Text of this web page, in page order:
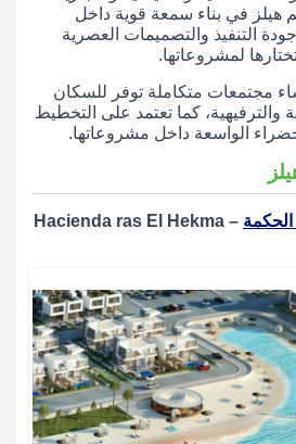
هيلز في بناء سمعة قوية داخل
التنفيذ والتصميمات العصرية
لمشروعاتها.
مجتمعات متكاملة توفر للسكان
والترفيهية، كما تعتمد على التخطيط
الواسعة داخل مشروعاتها.
– Hacienda ras El Hekma